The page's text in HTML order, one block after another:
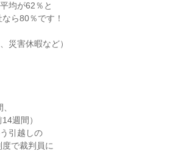
均が62％と
災害休暇など）
引越しの